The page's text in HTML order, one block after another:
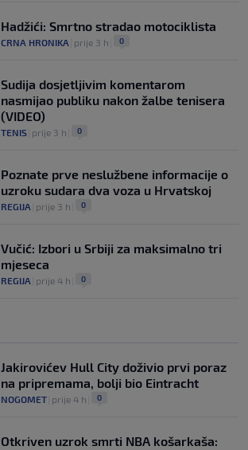
Hadžići: Smrtno stradao motociklista
CRNA HRONIKA prije 3 h 0
Sudija dosjetljivim komentarom
nasmijao publiku nakon žalbe tenisera
(VIDEO)
TENIS prije 3 h 0
Poznate prve neslužbene informacije o
uzroku sudara dva voza u Hrvatskoj
REGIJA prije 3 h 0
Vučić: Izbori u Srbiji za maksimalno tri
mjeseca
REGIJA prije 4 h 0
Jakirovićev Hull City doživio prvi poraz
na pripremama, bolji bio Eintracht
NOGOMET prije 4 h 0
Otkriven uzrok smrti NBA košarkaša: